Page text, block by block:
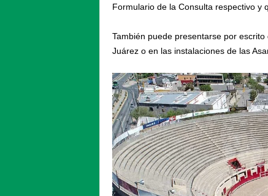
Formulario de la Consulta respectivo y
También puede presentarse por
Juárez o en las instalaciones de las